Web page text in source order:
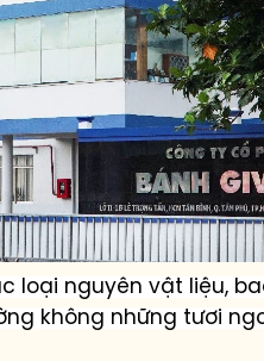
loại nguyên vật liệu,
không những tươi